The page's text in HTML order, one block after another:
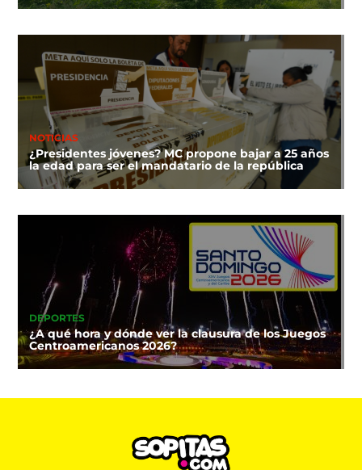
NOTICIAS
¿Presidentes jóvenes? MC propone bajar a 25 años
la edad para ser el mandatario de la república
DEPORTES
¿A qué hora y dónde ver la clausura de los Juegos
Centroamericanos 2026?